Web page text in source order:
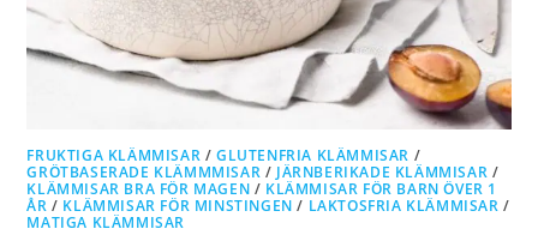
FRUKTIGA KLÄMMISAR /GLUTENFRIA KLÄMMISAR /
GRÖTBASERADE KLÄMMMISAR / JÄRNBERIKADE KLÄMMISAR /
KLÄMMISAR BRA FÖR MAGEN / KLÄMMISAR FÖR BARN ÖVER 1
ÅR / KLÄMMISAR FÖR MINSTINGEN / LAKTOSFRIA KLÄMMISAR /
MATIGA KLÄMMISAR